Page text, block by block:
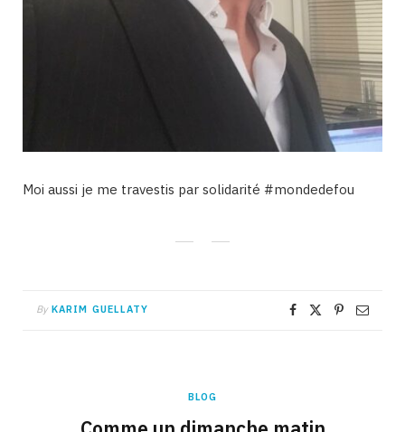
Moi aussi je me travestis par solidarité ‪#‎mondedefou‬
By KARIM GUELLATY
BLOG